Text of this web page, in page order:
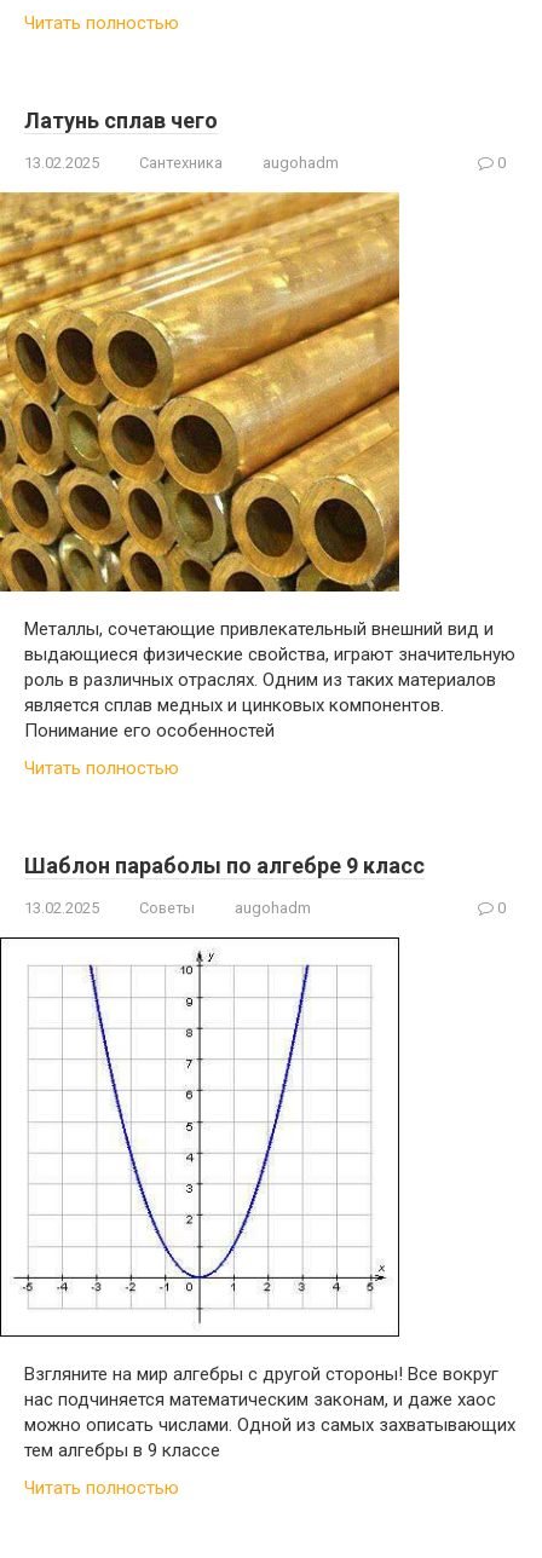
Читать полностью
Латунь сплав чего
13.02.2025 Сантехника augohadm 0
Металлы, сочетающие привлекательный внешний вид и
выдающиеся физические свойства, играют значительную
роль в различных отраслях. Одним из таких материалов
является сплав медных и цинковых компонентов.
Понимание его особенностей
Читать полностью
Шаблон параболы по алгебре 9 класс
13.02.2025 Советы augohadm 0
Взгляните на мир алгебры с другой стороны! Все вокруг
нас подчиняется математическим законам, и даже хаос
можно описать числами. Одной из самых захватывающих
тем алгебры в 9 классе
Читать полностью